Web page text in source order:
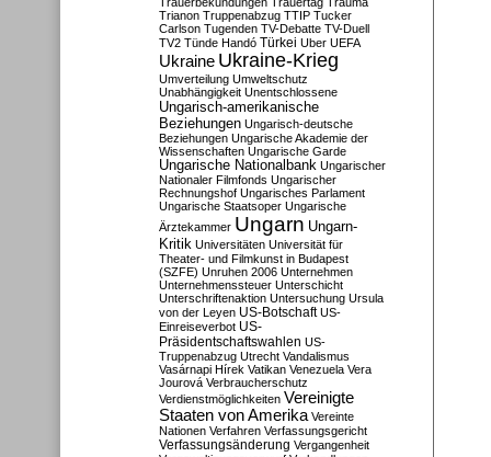
Trianon Truppenabzug TTIP Tucker
Carlson Tugenden TV-Debatte TV-Duell
TV2 Tünde Handó Türkei Uber UEFA
Ukraine Ukraine-Krieg
Umverteilung Umweltschutz
Unabhängigkeit Unentschlossene
Ungarisch-amerikanische
Beziehungen Ungarisch-deutsche
Beziehungen Ungarische Akademie der
Wissenschaften Ungarische Garde
Ungarische Nationalbank Ungarischer
Nationaler Filmfonds Ungarischer
Rechnungshof Ungarisches Parlament
Ungarische Staatsoper Ungarische
Ärztekammer Ungarn Ungarn-
Kritik Universitäten Universität für
Theater- und Filmkunst in Budapest
(SZFE) Unruhen 2006 Unternehmen
Unternehmenssteuer Unterschicht
Unterschriftenaktion Untersuchung Ursula
von der Leyen US-Botschaft US-
Einreiseverbot US-
Präsidentschaftswahlen US-
Truppenabzug Utrecht Vandalismus
Vasárnapi Hírek Vatikan Venezuela Vera
Jourová Verbraucherschutz
Verdienstmöglichkeiten Vereinigte
Staaten von Amerika Vereinte
Nationen Verfahren Verfassungsgericht
Verfassungsänderung Vergangenheit